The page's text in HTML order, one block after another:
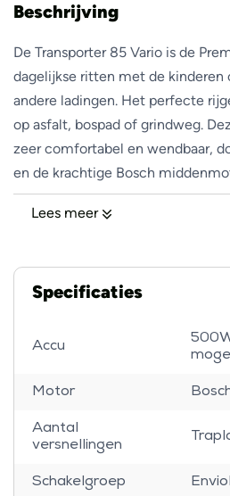
Beschrijving
De Transporter 85 Vario is de
dagelijkse ritten met de kinderen
andere ladingen. Het perfecte
op asfalt, bospad of grindweg.
zeer comfortabel en wendbaar,
en de krachtige Bosch
bakfiets niet te stoppen!
vele opties van de Transporter
voetruimte en bagagevak.
Line Smart System
heeft een vermogen van 250W 36
middenmotor van Bosch is een
Lees meer
Specificaties
Accu
Motor
Aantal
versnellingen
Schakelgroep